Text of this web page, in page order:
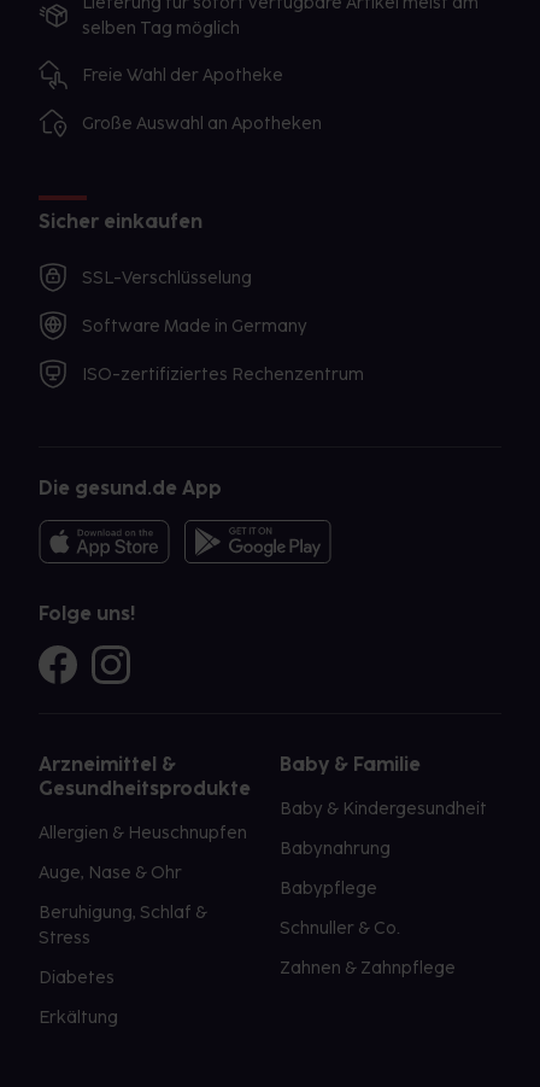
selben Tag möglich
Freie Wahl der Apotheke
Große Auswahl an Apotheken
Sicher einkaufen
SSL-Verschlüsselung
Software Made in Germany
ISO-zertifiziertes Rechenzentrum
Die gesund.de App
Folge uns!
Arzneimittel &
Gesundheitsprodukte
Allergien & Heuschnupfen
Auge, Nase & Ohr
Beruhigung, Schlaf &
Stress
Diabetes
Erkältung
Baby & Familie
Baby & Kindergesundheit
Babynahrung
Babypflege
Schnuller & Co.
Zahnen & Zahnpflege